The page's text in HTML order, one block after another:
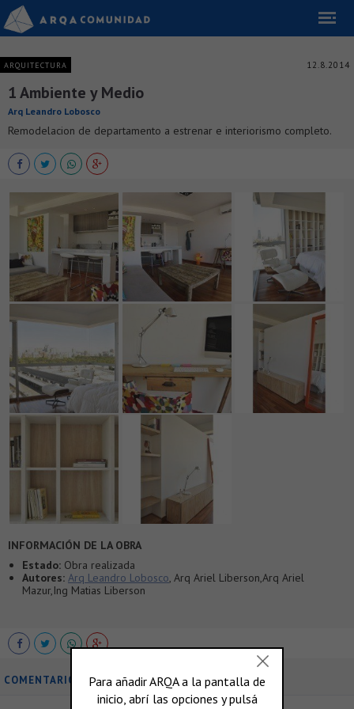
ARQUITECTURA 12.8.2014
1 Ambiente y Medio
Arq Leandro Lobosco
Remodelacion de departamento a estrenar e interiorismo completo.
INFORMACIÓN DE LA OBRA
Estado: Obra realizada
Autores: Arq Leandro Lobosco, Arq Ariel Liberson,Arq Ariel
Mazur,Ing Matias Liberson
COMENTARIOS